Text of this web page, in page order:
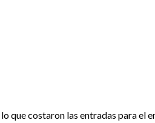
que costaron las entradas para el